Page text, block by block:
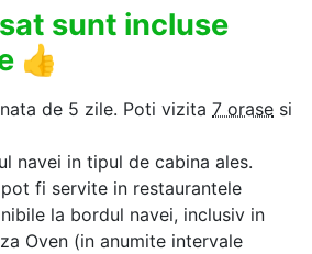
sunt incluse
👍
de 5 zile. Poti vizita 7 orase si
navei in tipul de cabina ales.
fi servite in restaurantele
la bordul navei, inclusiv in
Oven (in anumite intervale